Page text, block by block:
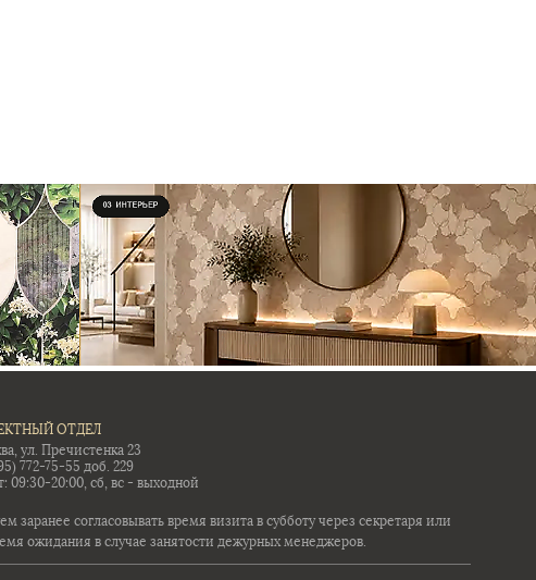
ОТДЕЛ
ул. Пречистенка 23
772-75-55 доб. 229
09:30-20:00, сб, вс - выходной
согласовывать время визита в субботу через секретаря или
ожидания в случае занятости дежурных менеджеров.